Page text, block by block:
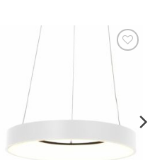
Toevoegen
aan
verlanglijst